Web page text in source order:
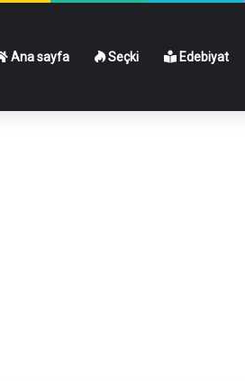
Ana sayfa Seçki Edebiyat